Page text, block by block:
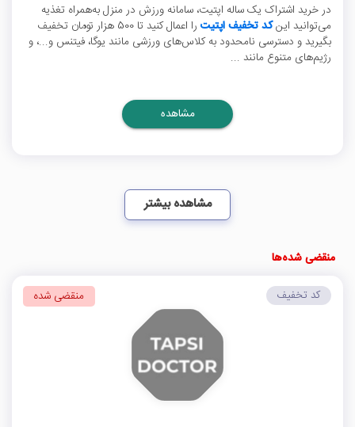
در خرید اشتراک یک ساله اپتیت، سامانه ورزش در منزل به‌همراه تغذیه
می‌توانید اینکد تخفیف اپتیت
را اعمال کنید تا 500 هزار تومان تخفیف
بگیرید و دسترسی نامحدود به کلاس‌های ورزشی مانند یوگا، فیتنس و...، و
رژیم‌های متنوع مانند ...
مشاهده
مشاهده بیشتر
منقضی شده‌ها
کد تخفیف منقضی شده